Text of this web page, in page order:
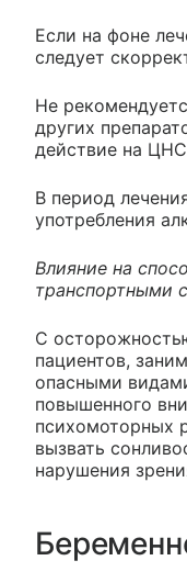
Если на фоне
следует
Не
других
действие на
В период
употребления
Влияние на
транспортными
С
пациентов,
опасными
повышенного
психомоторных
вызвать
нарушения